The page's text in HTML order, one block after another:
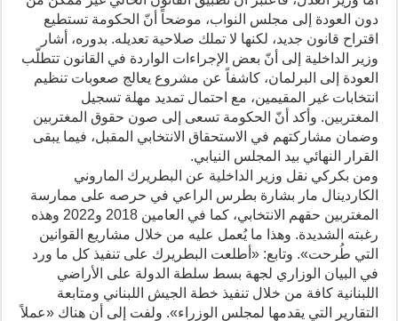
دون العودة إلى مجلس النواب، موضحاً أنّ الحكومة تستطيع
اقتراح قانون جديد، لكنها لا تملك صلاحية تعديله. بدوره، أشار
وزير الداخلية إلى أنّ بعض الإجراءات الواردة في القانون تتطلّب
العودة إلى البرلمان، كاشفاً عن مشروع يعالج صعوبات تنظيم
انتخابات غير المقيمين، مع احتمال تمديد مهلة تسجيل
المغتربين. وأكد أنّ الحكومة تسعى إلى صون حقوق المغتربين
وضمان مشاركتهم في الاستحقاق الانتخابي المقبل، فيما يبقى
القرار النهائي بيد المجلس النيابي.
ومن بكركي نقل وزير الداخلية عن البطريرك الماروني
الكاردينال مار بشارة بطرس الراعي في حرصه على ممارسة
المغتربين حقهم الانتخابي، كما في العامين 2018 و2022 وهذه
رغبته الشديدة. وهذا ما يُعمل عليه من خلال مشاريع القوانين
التي طُرحت». وتابع: «أطلعت البطريرك على تنفيذ كل ما ورد
في البيان الوزاري لجهة بسط سلطة الدولة على الأراضي
اللبنانية كافة من خلال تنفيذ خطة الجيش اللبناني ومتابعة
التقارير التي يقدمها لمجلس الوزراء». ولفت إلى أن هناك «عملاً